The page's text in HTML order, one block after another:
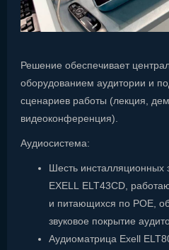
Решение обеспечивает
оборудованием аудитории и
сценариев работы (лекция,
видеоконференция).
Аудиосистема:
Шесть инсталляционных
EXELL ELT43CD,
и питающихся по POE,
звуковое покрытие
Аудиоматрица Exell